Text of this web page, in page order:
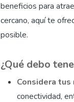
beneficios para
cercano, aquí te
posible.
¿Qué debo
Considera
conectividad,